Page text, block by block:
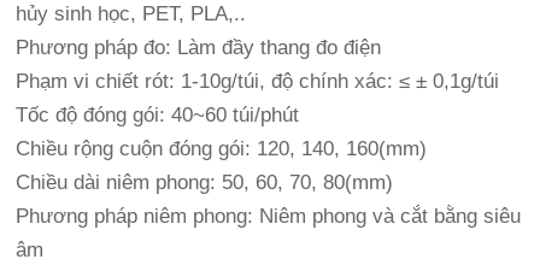
hủy sinh học, PET, PLA,..
Phương pháp đo: Làm đầy thang đo điện
Phạm vi chiết rót: 1-10g/túi, độ chính xác: ≤ ± 0,1g/túi
Tốc độ đóng gói: 40~60 túi/phút
Chiều rộng cuộn đóng gói: 120, 140, 160(mm)
Chiều dài niêm phong: 50, 60, 70, 80(mm)
Phương pháp niêm phong: Niêm phong và cắt bằng siêu
âm